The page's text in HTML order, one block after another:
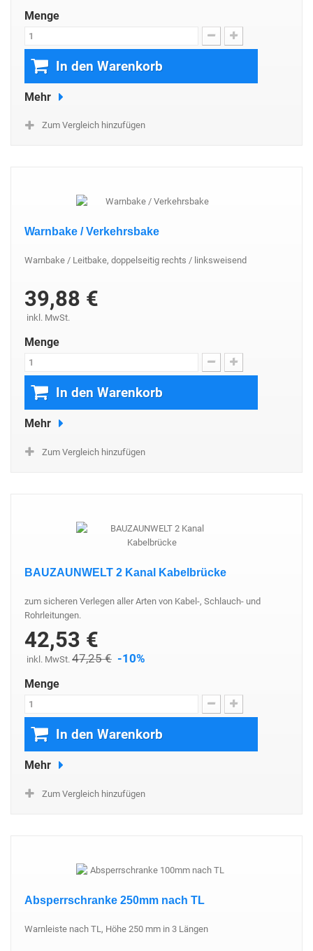
Menge
In den Warenkorb
Mehr
Zum Vergleich hinzufügen
Warnbake / Verkehrsbake
Warnbake / Leitbake, doppelseitig rechts / linksweisend
39,88 €
inkl. MwSt.
Menge
In den Warenkorb
Mehr
Zum Vergleich hinzufügen
BAUZAUNWELT 2 Kanal Kabelbrücke
zum sicheren Verlegen aller Arten von Kabel-, Schlauch- und
Rohrleitungen.
42,53 €
inkl. MwSt. 47,25 € -10%
Menge
In den Warenkorb
Mehr
Zum Vergleich hinzufügen
Absperrschranke 250mm nach TL
Warnleiste nach TL, Höhe 250 mm in 3 Längen